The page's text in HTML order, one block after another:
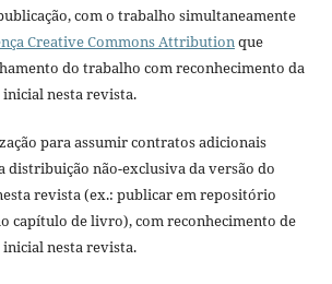
com o trabalho simultaneamente
Creative Commons Attributionque
do trabalho com reconhecimento da
nesta revista.
para assumir contratos adicionais
distribuição não-exclusiva da versão do
revista (ex.: publicar em repositório
capítulo de livro), com reconhecimento de
nesta revista.